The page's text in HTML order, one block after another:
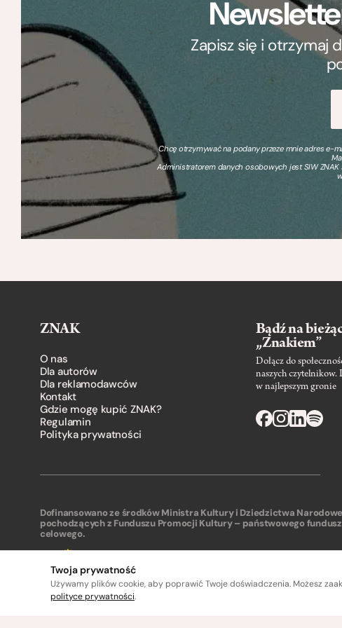
Zapisz się i otrzymaj
Chcę otrzymywać na podany przeze mnie adres e-
Administratorem danych osobowych jest SIW ZNAK
ZNAK
O nas
Dla autorów
Dla reklamodawców
Kontakt
Gdzie mogę kupić ZNAK?
Regulamin
Polityka prywatności
Bądź na
„Znakiem”
Dołącz do
naszych czytelnikow.
w najlepszym gronie
Dofinansowano ze środków Ministra Kultury i Dziedzictwa
pochodzących z Funduszu Promocji Kultury – państwowego
celowego.
Twoja prywatność
Używamy plików cookie, aby poprawić Twoje doświadczenia. Możesz
polityce prywatności.